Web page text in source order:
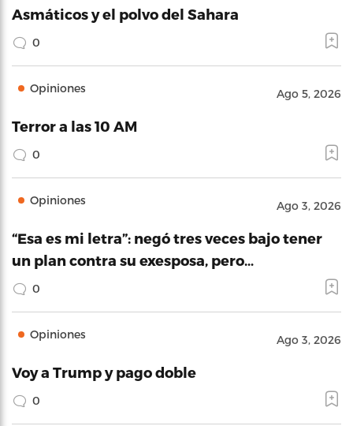
Asmáticos y el polvo del Sahara
0
Opiniones Ago 5, 2026
Terror a las 10 AM
0
Opiniones Ago 3, 2026
“Esa es mi letra”: negó tres veces bajo tener
un plan contra su exesposa, pero…
0
Opiniones Ago 3, 2026
Voy a Trump y pago doble
0